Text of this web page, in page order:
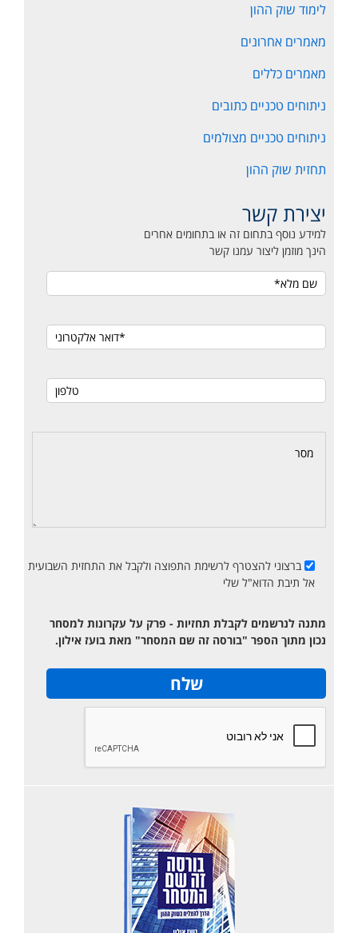
לימוד שוק ההון
מאמרים אחרונים
מאמרים כללים
ניתוחים טכניים כתובים
ניתוחים טכניים מצולמים
תחזית שוק ההון
יצירת קשר
למידע נוסף בתחום זה או בתחומים אחרים
הינך מוזמן ליצור עמנו קשר
ברצוני להצטרף לרשימת התפוצה ולקבל את התחזית השבועית
אל תיבת הדוא"ל שלי
מתנה לנרשמים לקבלת תחזיות - פרק על עקרונות למסחר
נכון מתוך הספר "בורסה זה שם המסחר" מאת בועז אילון.